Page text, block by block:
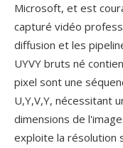
Microsoft, et est
capturé vidéo
diffusion et les
UYVY bruts né
pixel sont une
U,Y,V,Y, nécessitant
dimensions de
exploite la résolution